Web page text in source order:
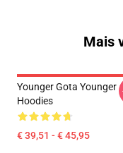
Mais
Younger Gota Younger
Hoodies
€ 39,51 - € 45,95